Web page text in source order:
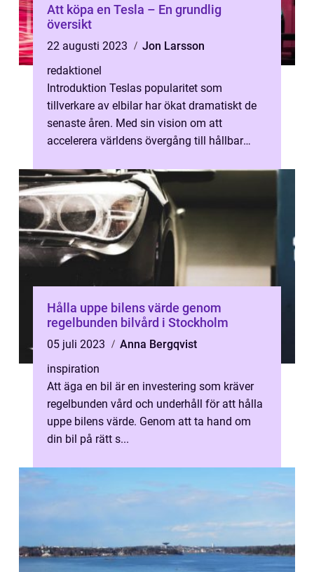
Att köpa en Tesla – En grundlig
översikt
22 augusti 2023
Jon Larsson
redaktionel
Introduktion Teslas popularitet som
tillverkare av elbilar har ökat dramatiskt de
senaste åren. Med sin vision om att
accelerera världens övergång till hållbar
Hålla uppe bilens värde genom
regelbunden bilvård i Stockholm
05 juli 2023
Anna Bergqvist
inspiration
Att äga en bil är en investering som kräver
regelbunden vård och underhåll för att hålla
uppe bilens värde. Genom att ta hand om
din bil på rätt s...